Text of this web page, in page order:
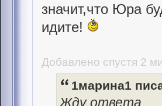
значит,что Юра
идите!
Добавлено спустя 2
1марина1
Жду ответа